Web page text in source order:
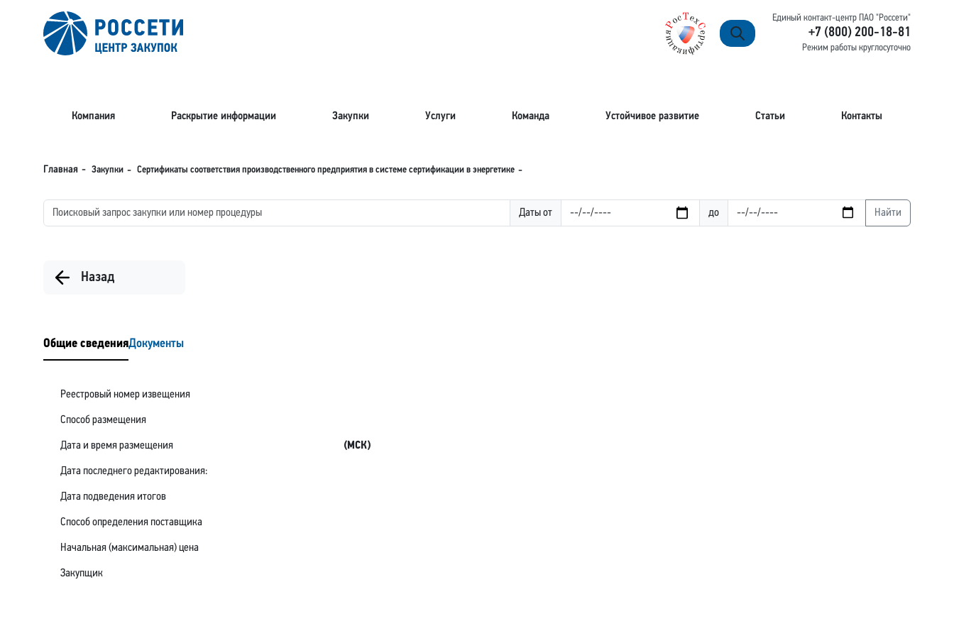
Единый контакт-центр ПАО "Россети"
+7 (800) 200-18-81
Режим работы круглосуточно
Компания Раскрытие информации Закупки Услуги Команда Устойчивое развитие Статьи Контакты
Главная Закупки Сертификаты соответствия производственного предприятия в системе сертификации в энергетике
Даты от до Найти
Назад
Общие сведенияДокументы
Реестровый номер извещения
Способ размещения
Дата и время размещения (МСК)
Дата последнего редактирования:
Дата подведения итогов
Способ определения поставщика
Начальная (максимальная) цена
Закупщик